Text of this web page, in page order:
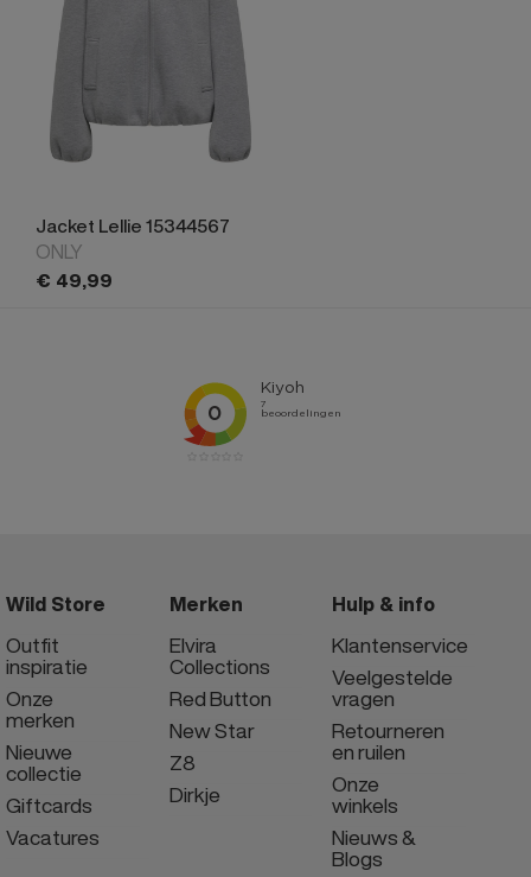
Jacket Lellie 15344567
ONLY
€ 49,99
Wild Store
Outfit
inspiratie
Onze
merken
Nieuwe
collectie
Giftcards
Vacatures
Merken
Elvira
Collections
Red Button
New Star
Z8
Dirkje
Hulp & info
Klantenservice
Veelgestelde
vragen
Retourneren
en ruilen
Onze
winkels
Nieuws &
Blogs